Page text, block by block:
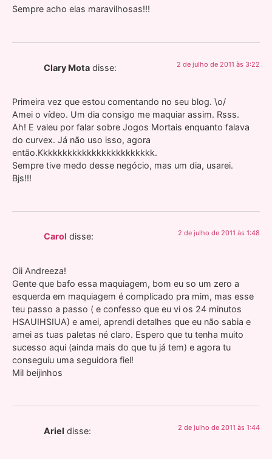
Sempre acho elas maravilhosas!!!
Clary Mota disse: 2 de julho de 2011 às 3:22
Primeira vez que estou comentando no seu blog. \o/
Amei o vídeo. Um dia consigo me maquiar assim. Rsss.
Ah! E valeu por falar sobre Jogos Mortais enquanto falava
do curvex. Já não uso isso, agora
então.Kkkkkkkkkkkkkkkkkkkkkkkk.
Sempre tive medo desse negócio, mas um dia, usarei.
Bjs!!!
Carol disse: 2 de julho de 2011 às 1:48
Oii Andreeza!
Gente que bafo essa maquiagem, bom eu so um zero a
esquerda em maquiagem é complicado pra mim, mas esse
teu passo a passo ( e confesso que eu vi os 24 minutos
HSAUIHSIUA) e amei, aprendi detalhes que eu não sabia e
amei as tuas paletas né claro. Espero que tu tenha muito
sucesso aqui (ainda mais do que tu já tem) e agora tu
conseguiu uma seguidora fiel!
Mil beijinhos
Ariel disse: 2 de julho de 2011 às 1:44